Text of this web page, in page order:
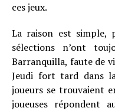
ces jeux.
La raison est simple,
sélections n’ont
Barranquilla, faute de
Jeudi fort tard dans
joueurs se trouvaient
joueuses répondent